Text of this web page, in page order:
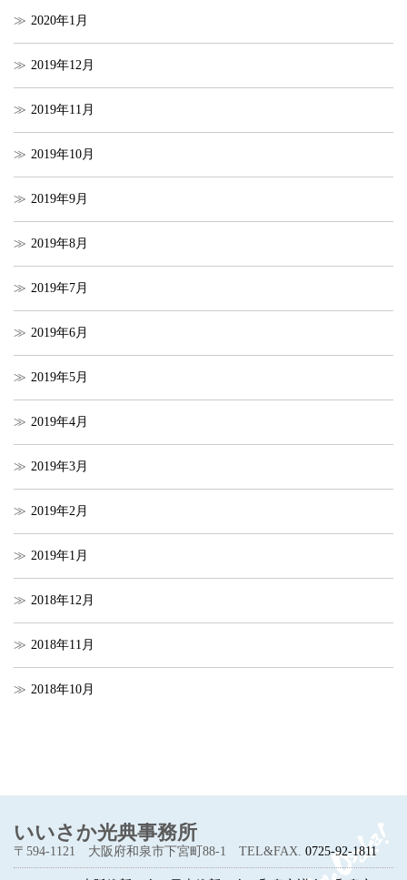
2020年1月
2019年12月
2019年11月
2019年10月
2019年9月
2019年8月
2019年7月
2019年6月
2019年5月
2019年4月
2019年3月
2019年2月
2019年1月
2018年12月
2018年11月
2018年10月
いいさか光典事務所
〒594-1121 大阪府和泉市下宮町88-1 TEL&FAX. 0725-92-1811